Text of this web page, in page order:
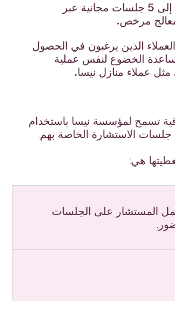
يقدم ما يصل إلى 5 جلسات مجانية عبر
معالج مرخص.
الذين يرغبون في الحصول
الخضوع لنفس عملية
مثل عملاء منازل نيسا.
تسمح لمؤسسة نيسا باستخدام
جلسات الاستشارة الخاصة بهم.
هي:
المستشار على الجلسات